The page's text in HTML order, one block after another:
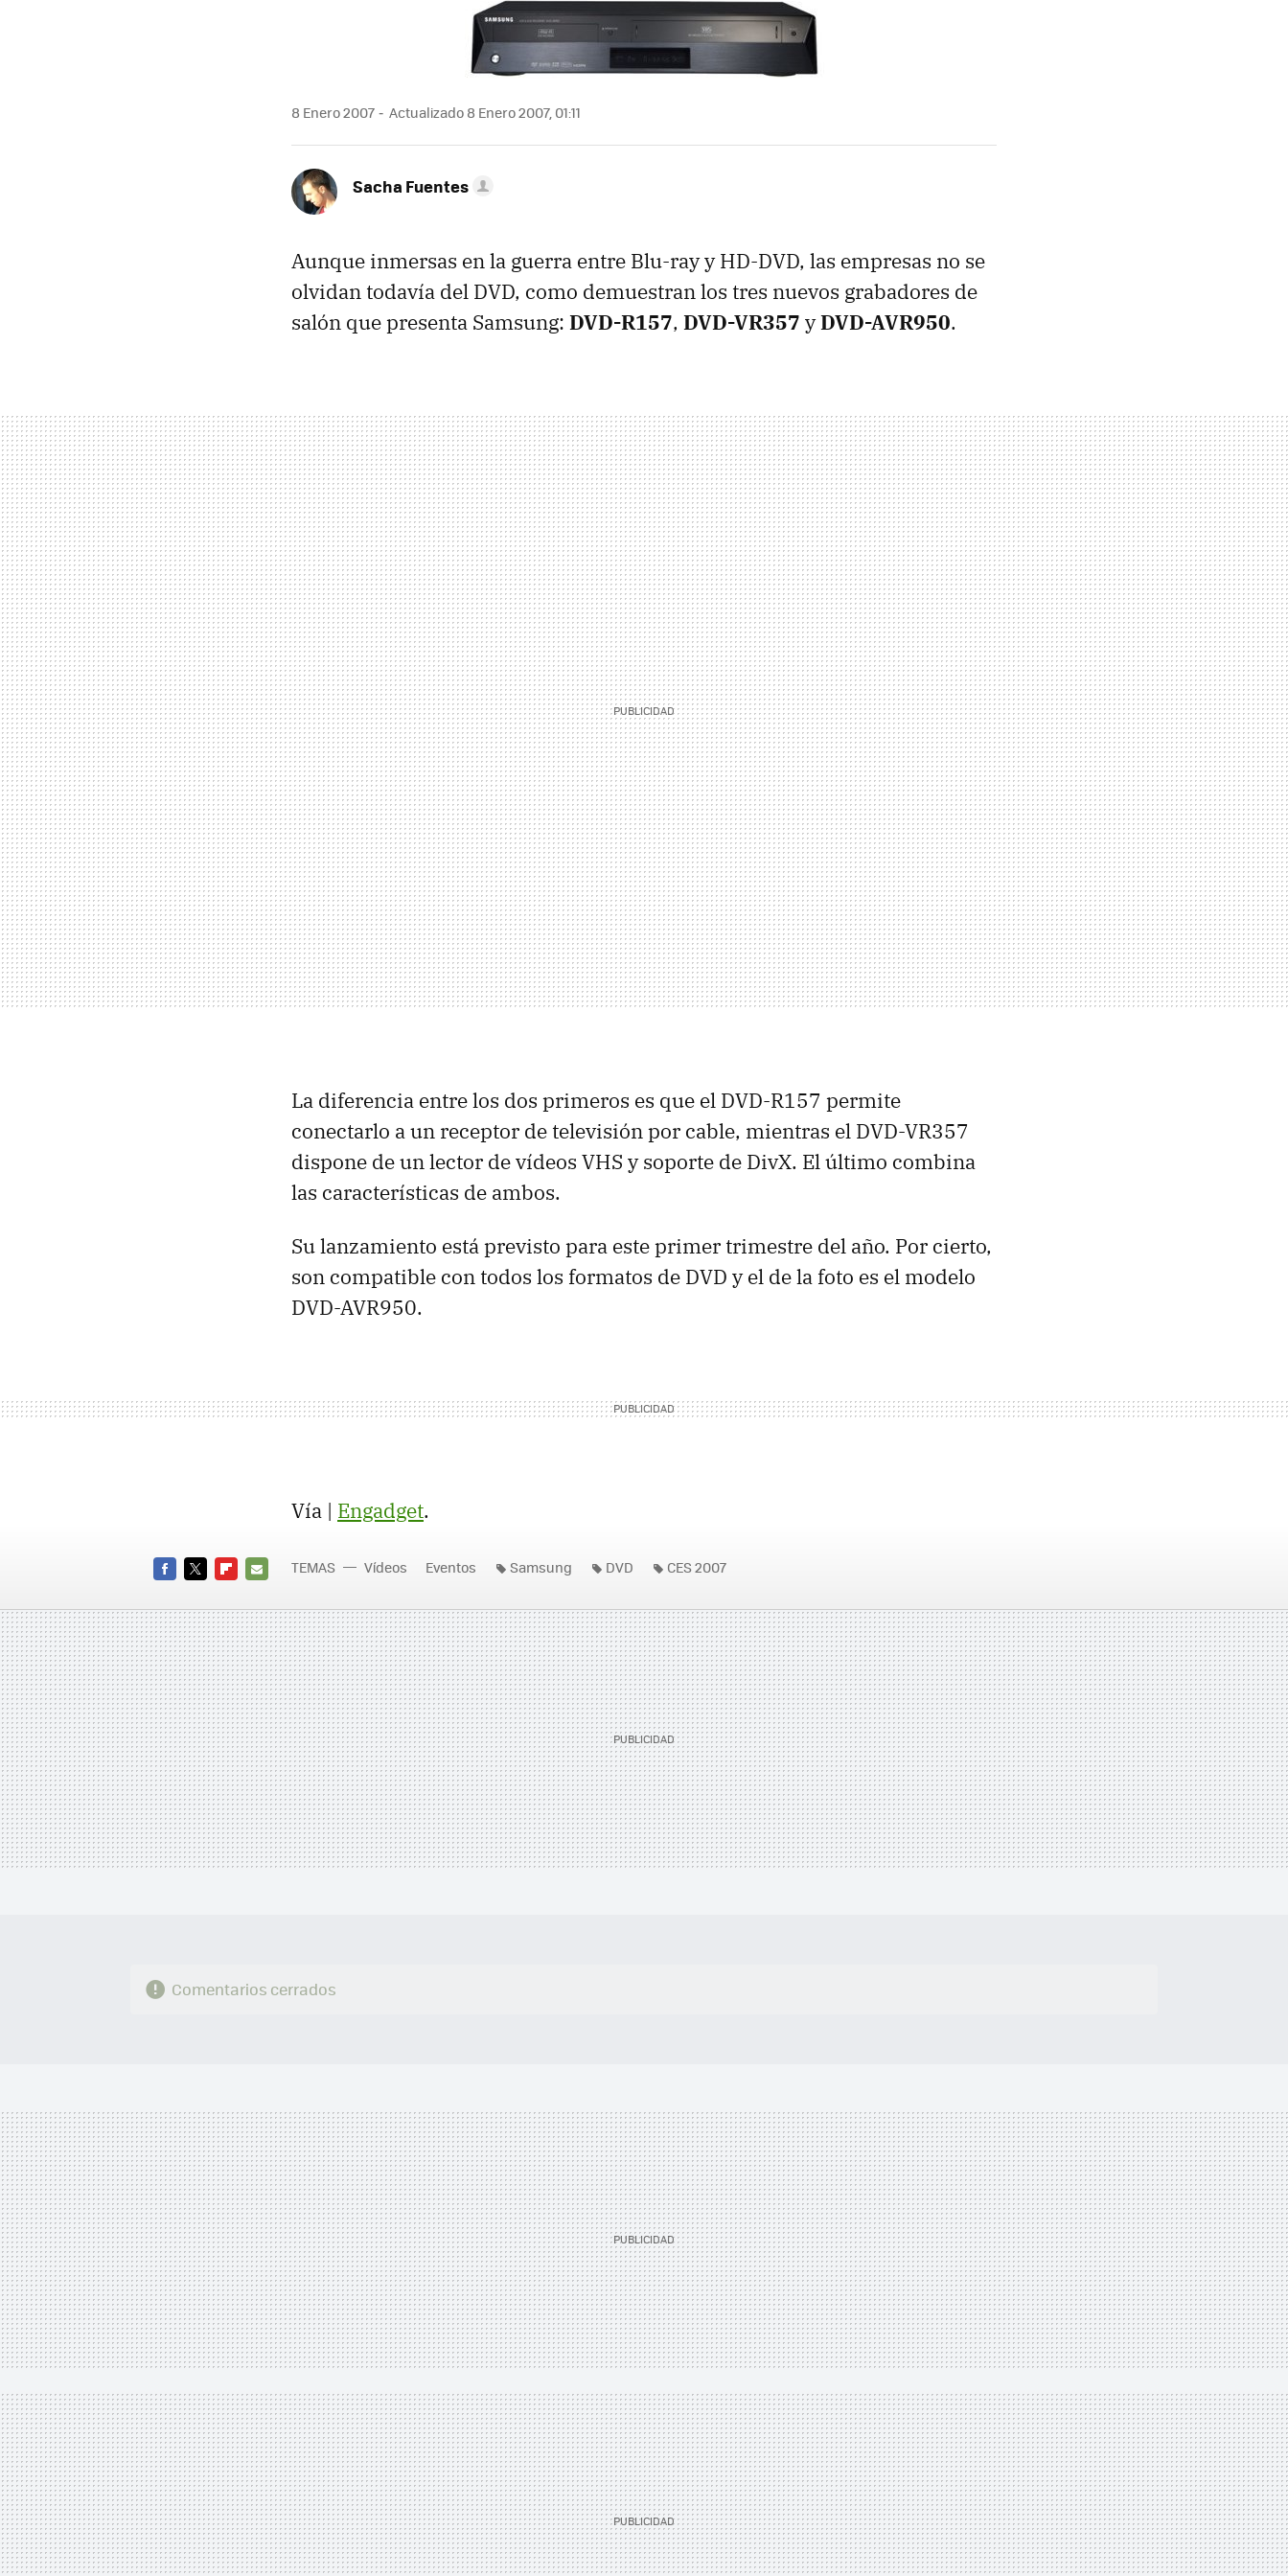
8 Enero 2007 Actualizado 8 Enero 2007, 01:11
Sacha Fuentes
Aunque inmersas en la guerra entre Blu-ray y HD-DVD, las empresas no se
olvidan todavía del DVD, como demuestran los tres nuevos grabadores de
salón que presenta Samsung: DVD-R157, DVD-VR357 yDVD-AVR950.
La diferencia entre los dos primeros es que el DVD-R157 permite
conectarlo a un receptor de televisión por cable, mientras el DVD-VR357
dispone de un lector de vídeos VHS y soporte de DivX. El último combina
las características de ambos.
Su lanzamiento está previsto para este primer trimestre del año. Por cierto,
son compatible con todos los formatos de DVD y el de la foto es el modelo
DVD-AVR950.
Vía | Engadget.
MAIL
TEMAS Vídeos Eventos Samsung DVD CES 2007
Comentarios cerrados